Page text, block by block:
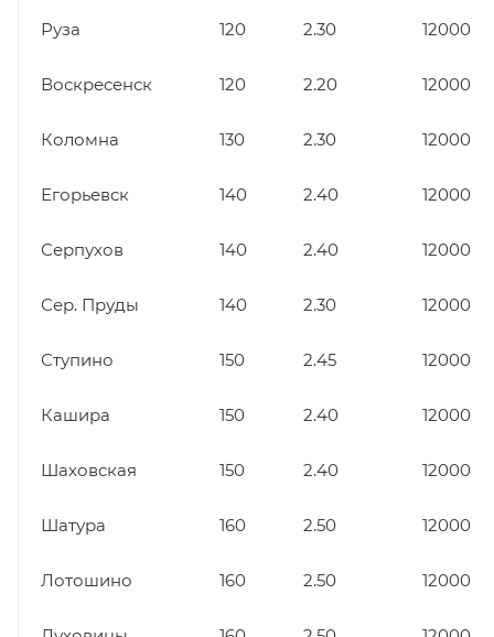
Руза 120 2.30 12000
Воскресенск 120 2.20 12000
Коломна 130 2.30 12000
Егорьевск 140 2.40 12000
Серпухов 140 2.40 12000
Сер. Пруды 140 2.30 12000
Ступино 150 2.45 12000
Кашира 150 2.40 12000
Шаховская 150 2.40 12000
Шатура 160 2.50 12000
Лотошино 160 2.50 12000